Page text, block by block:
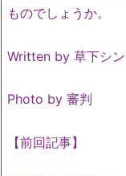
ものでしょうか。
Written by 草下シ
Photo by 審判
【前回記事】